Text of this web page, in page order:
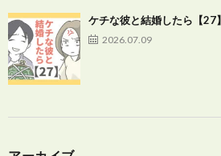
ケチな彼と結婚したら【27】
2026.07.09